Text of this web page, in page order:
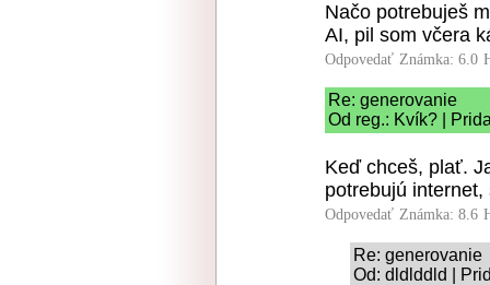
Načo potrebuješ
AI, pil som včera
Odpovedať Známka: 6.0
Re: generovanie
Od reg.: Kvík? |
Keď chceš, plať.
potrebujú
Odpovedať Známka: 8.6
Re: generovanie
Od: dldlddld |